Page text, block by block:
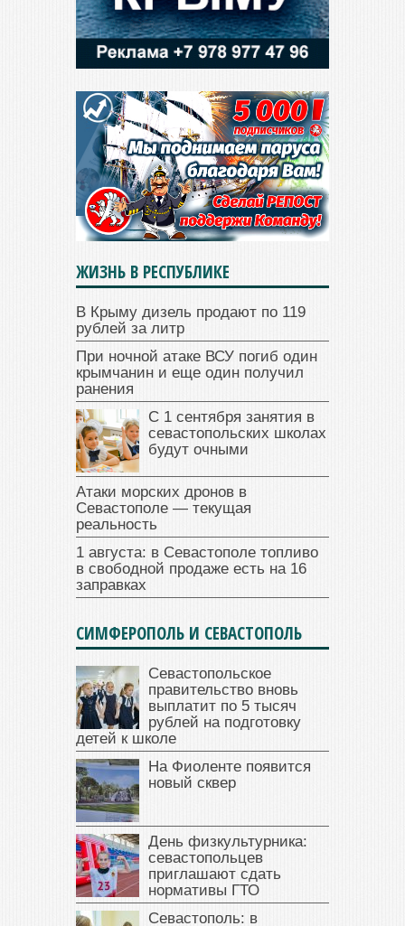
ЖИЗНЬ В РЕСПУБЛИКЕ
В Крыму дизель продают по 119
рублей за литр
При ночной атаке ВСУ погиб один
крымчанин и еще один получил
ранения
С 1 сентября занятия в
севастопольских школах
будут очными
Атаки морских дронов в
Севастополе — текущая
реальность
1 августа: в Севастополе топливо
в свободной продаже есть на 16
заправках
СИМФЕРОПОЛЬ И СЕВАСТОПОЛЬ
Севастопольское
правительство вновь
выплатит по 5 тысяч
рублей на подготовку
детей к школе
На Фиоленте появится
новый сквер
День физкультурника:
севастопольцев
приглашают сдать
нормативы ГТО
Севастополь: в